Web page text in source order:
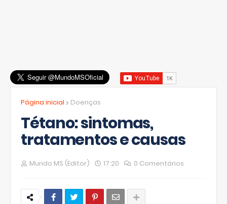
Página inicial Doenças
Tétano: sintomas,
tratamentos e causas
Mundo MS (Editor) 17:20 0 Comentários